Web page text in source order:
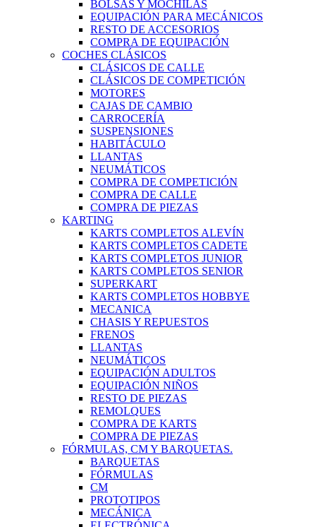
BOLSAS Y MOCHILAS
EQUIPACIÓN PARA MECÁNICOS
RESTO DE ACCESORIOS
COMPRA DE EQUIPACIÓN
COCHES CLÁSICOS
CLÁSICOS DE CALLE
CLÁSICOS DE COMPETICIÓN
MOTORES
CAJAS DE CAMBIO
CARROCERÍA
SUSPENSIONES
HABITÁCULO
LLANTAS
NEUMÁTICOS
COMPRA DE COMPETICIÓN
COMPRA DE CALLE
COMPRA DE PIEZAS
KARTING
KARTS COMPLETOS ALEVÍN
KARTS COMPLETOS CADETE
KARTS COMPLETOS JUNIOR
KARTS COMPLETOS SENIOR
SUPERKART
KARTS COMPLETOS HOBBYE
MECANICA
CHASIS Y REPUESTOS
FRENOS
LLANTAS
NEUMÁTICOS
EQUIPACIÓN ADULTOS
EQUIPACIÓN NIÑOS
RESTO DE PIEZAS
REMOLQUES
COMPRA DE KARTS
COMPRA DE PIEZAS
FÓRMULAS, CM Y BARQUETAS.
BARQUETAS
FÓRMULAS
CM
PROTOTIPOS
MECÁNICA